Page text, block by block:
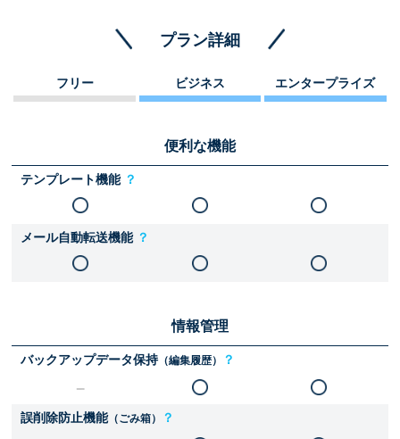
プラン詳細
フリー ビジネス エンタープライズ
便利な機能
テンプレート機能 ？
メール自動転送機能 ？
情報管理
バックアップデータ保持（編集履歴） ？
誤削除防止機能（ごみ箱） ？